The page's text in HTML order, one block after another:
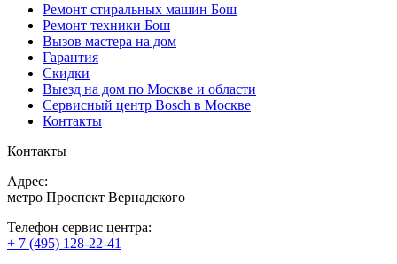
Ремонт стиральных машин Бош
Ремонт техники Бош
Вызов мастера на дом
Гарантия
Скидки
Выезд на дом по Москве и области
Сервисный центр Bosch в Москве
Контакты
Контакты
Адрес:
метро Проспект Вернадского
Телефон сервис центра:
+ 7 (495) 128-22-41